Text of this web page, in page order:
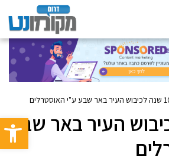
פתח
לכיבוש העיר באר שבע